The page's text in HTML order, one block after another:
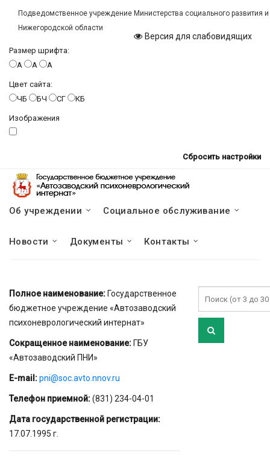
Подведомственное учреждение Министерства социального развития
Нижегородской области
Версия для слабовидящих
Размер шрифта:
A
A A
Цвет сайта:
ЧБ
БЧ СГ КБ
Изображения
Сбросить настройки
Об учреждении Социальное обслуживание
Новости Документы Контакты
Полное наименование: Государственное
бюджетное учреждение «Автозаводский
психоневрологический интернат»
Сокращенное наименование: ГБУ
«Автозаводский ПНИ»
E-mail:pni@soc.avto.nnov.ru
Телефон приемной:(831) 234-04-01
Дата государственной регистрации:
17.07.1995 г.